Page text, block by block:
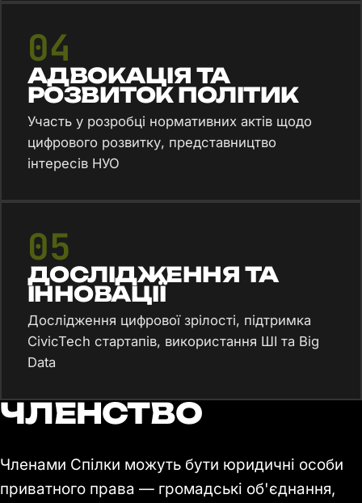
04
АДВОКАЦІЯ ТА
РОЗВИТОК ПОЛІТИК
Участь у розробці нормативних актів щодо
цифрового розвитку, представництво
інтересів НУО
05
ДОСЛІДЖЕННЯ ТА
ІННОВАЦІЇ
Дослідження цифрової зрілості, підтримка
CivicTech стартапів, використання ШІ та Big
Data
ЧЛЕНСТВО
Членами Спілки можуть бути юридичні особи
приватного права — громадські об'єднання,